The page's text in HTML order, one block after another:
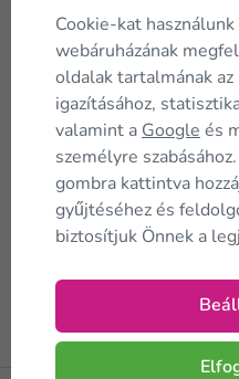
Fehérjekása 280 g (10
adag) - banán-alma ízű
5 035 Ft
8 390 Ft
Raktáron
Cookie-kat használunk
webáruházának
oldalak tartalmának az
igazításához,
valamint a Google és
személyre
gombra kattintva
gyűjtéséhez és
biztosítjuk Önnek a